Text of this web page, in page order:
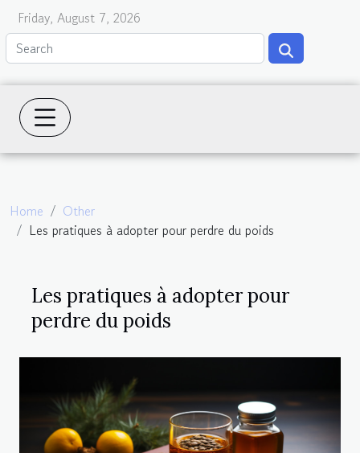
Friday, August 7, 2026
Home
Other
Les pratiques à adopter pour perdre du poids
Les pratiques à adopter pour
perdre du poids